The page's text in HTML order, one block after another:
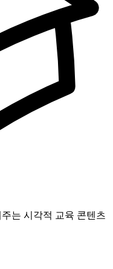
는 시각적 교육 콘텐츠